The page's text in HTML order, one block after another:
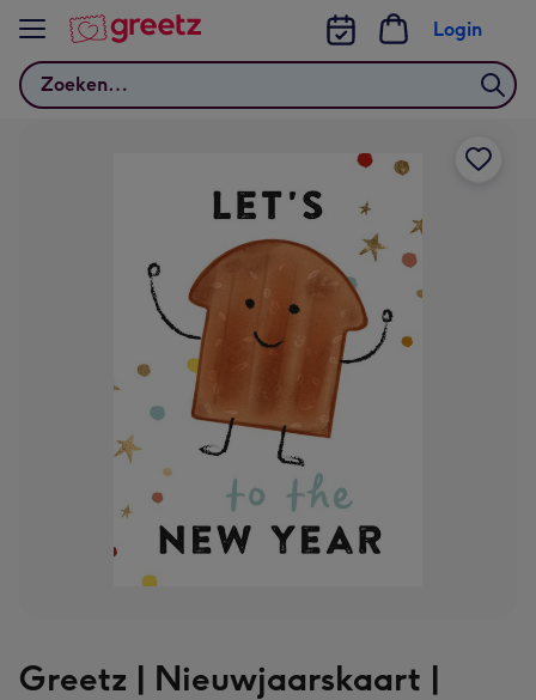
Bekijk meer
Zoeken
Login
Greetz | Nieuwjaarskaart |